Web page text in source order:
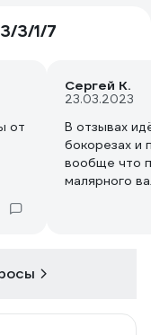
3/1/7
от
Сергей К.
23.03.2023
В отзывах
бокорезах и
вообще что
малярного